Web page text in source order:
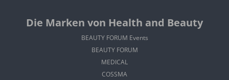
Die Marken von Health and Beauty
BEAUTY FORUM Events
BEAUTY FORUM
MEDICAL
COSSMA